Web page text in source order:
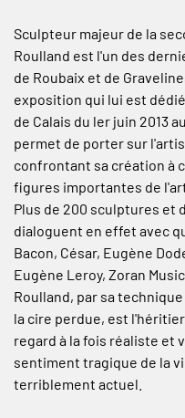
Sculpteur majeur de la
Roulland est l'un des
de Roubaix et de
exposition qui lui est
de Calais du ler juin 2013
permet de porter sur
confrontant sa création à
figures importantes de
Plus de 200 sculptures et
dialoguent en effet avec
Bacon, César, Eugène
Eugène Leroy, Zoran
Roulland, par sa
la cire perdue, est
regard à la fois réaliste et
sentiment tragique de la
terriblement actuel.